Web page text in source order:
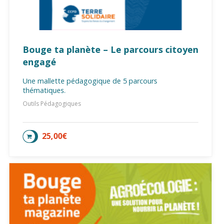
Bouge ta planète – Le parcours citoyen
engagé
Une mallette pédagogique de 5 parcours
thématiques.
Outils Pédagogiques
25,00€
AJOUTER AU PANIER